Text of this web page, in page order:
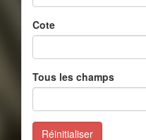
Cote
Tous les champs
Réinitialiser